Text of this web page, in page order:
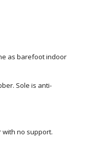
as barefoot indoor
Sole is anti-
no support.